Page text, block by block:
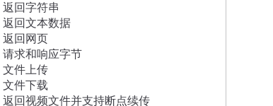
返回字符串
返回文本数据
返回网页
请求和响应字节
文件上传
文件下载
返回视频文件并支持断点续传